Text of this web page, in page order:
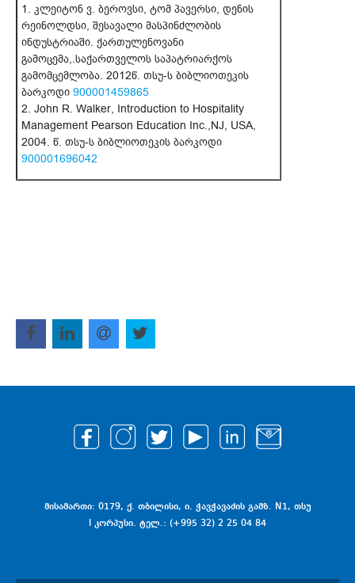
1. კლეიტონ ვ. ბეროვსი, ტომ პავერსი, დენის
რეინოლდსი, შესავალი მასპინძლობის
ინდუსტრიაში. ქართულენოვანი
გამოცემა,.საქართველოს საპატრიარქოს
გამომცემლობა. 2012წ. თსუ-ს ბიბლიოთეკის
ბარკოდი 900001459865
2. John R. Walker, Introduction to Hospitality
Management Pearson Education Inc.,NJ, USA,
2004. წ. თსუ-ს ბიბლიოთეკის ბარკოდი
900001696042
მისამართი: 0179, ქ. თბილისი, ი. ჭავჭავაძის გამზ. N1, თსუ
I კორპუსი. ტელ.: (+995 32) 2 25 04 84